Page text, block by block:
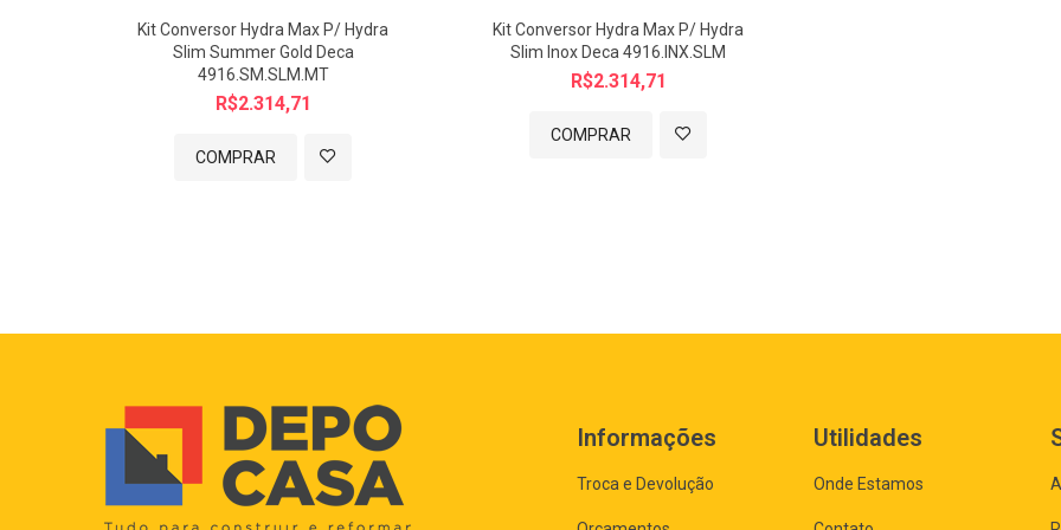
Kit Conversor Hydra Max P/ Hydra
Slim Summer Gold Deca
4916.SM.SLM.MT
R$2.314,71
COMPRAR
Kit Conversor Hydra Max P/ Hydra
Slim Inox Deca 4916.INX.SLM
R$2.314,71
COMPRAR
Informações
Troca e Devolução
Utilidades
Onde Estamos